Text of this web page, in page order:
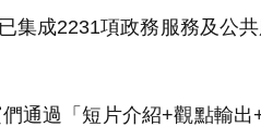
集成2231項政務服務及公
通過「短片介紹+觀點輸出